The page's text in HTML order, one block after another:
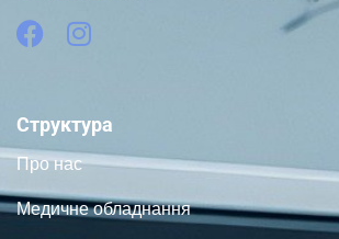
Структура
Про нас
Медичне обладнання